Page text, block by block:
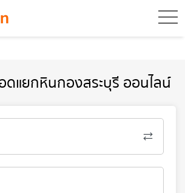
แยกหินกองสระบุรี ออนไลน์